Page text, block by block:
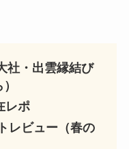
社・出雲縁結び
レポ
レビュー（春の